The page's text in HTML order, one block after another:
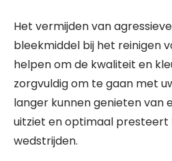
Het vermijden van
bleekmiddel bij het reinigen
helpen om de kwaliteit en
zorgvuldig om te gaan met
langer kunnen genieten van
uitziet en optimaal presteert
wedstrijden.